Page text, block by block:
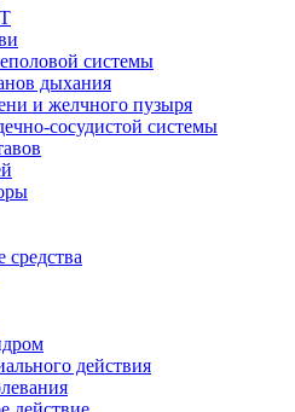
системы
дыхания
и желчного пузыря
сосудистой системы
действия